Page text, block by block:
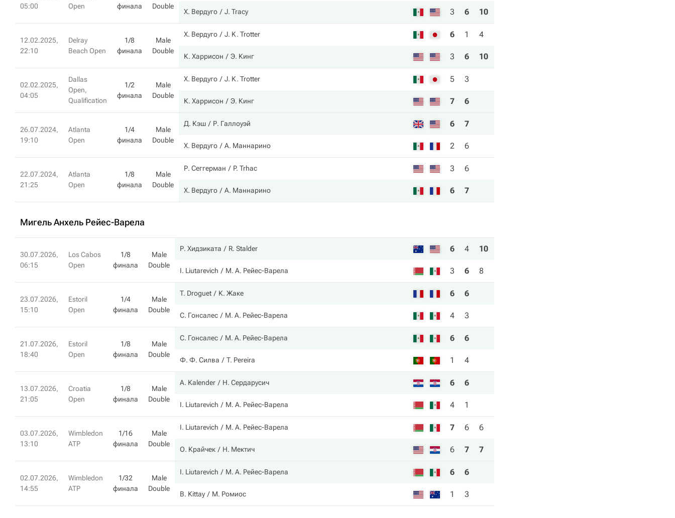
05:00
Open
финала
Double
Х. Вердуго J. Tracy 3 6 10
12.02.2025,
22:10
Delray
Beach Open
1/8
финала
Male
Double
Х. Вердуго J. K. Trotter 6 1 4
К. Харрисон Э. Кинг 3 6 10
02.02.2025,
04:05
Dallas
Open,
Qualification
1/2
финала
Male
Double
Х. Вердуго J. K. Trotter 5 3
К. Харрисон Э. Кинг 7 6
26.07.2024,
19:10
Atlanta
Open
1/4
финала
Male
Double
Д. Кэш Р. Галлоуэй 6 7
Х. Вердуго А. Маннарино 2 6
22.07.2024,
21:25
Atlanta
Open
1/8
финала
Male
Double
Р. Сеггерман P. Trhac 3 6
Х. Вердуго А. Маннарино 6 7
Мигель Анхель Рейес-Варела
30.07.2026,
06:15
Los Cabos
Open
1/8
финала
Male
Double
Р. Хидзиката R. Stalder 6 4 10
I. Liutarevich М. А. Рейес-Варела 3 6 8
23.07.2026,
15:10
Estoril
Open
1/4
финала
Male
Double
T. Droguet К. Жаке 6 6
С. Гонсалес М. А. Рейес-Варела 4 3
21.07.2026,
18:40
Estoril
Open
1/8
финала
Male
Double
С. Гонсалес М. А. Рейес-Варела 6 6
Ф. Ф. Силва T. Pereira 1 4
13.07.2026,
21:05
Croatia
Open
1/8
финала
Male
Double
A. Kalender Н. Сердарусич 6 6
I. Liutarevich М. А. Рейес-Варела 4 1
03.07.2026,
13:10
Wimbledon
ATP
1/16
финала
Male
Double
I. Liutarevich М. А. Рейес-Варела 7 6 6
О. Крайчек Н. Мектич 6 7 7
02.07.2026,
14:55
Wimbledon
ATP
1/32
финала
Male
Double
I. Liutarevich М. А. Рейес-Варела 6 6
B. Kittay М. Ромиос 1 3